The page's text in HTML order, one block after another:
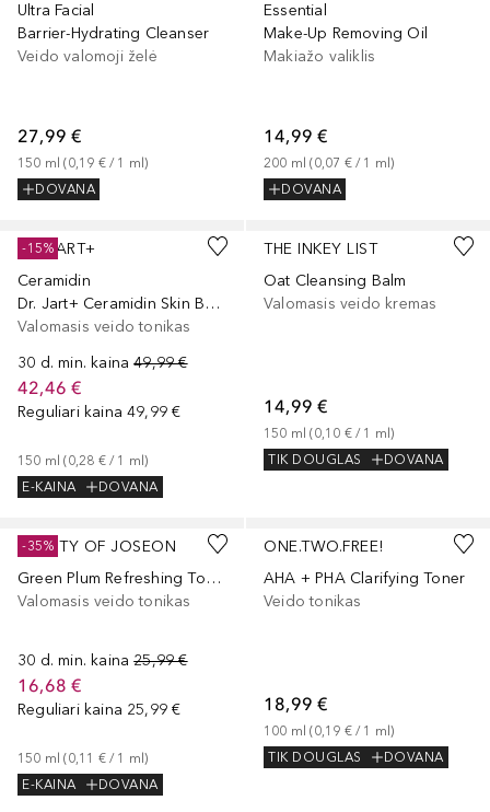
Ultra Facial
Barrier-Hydrating Cleanser
Veido valomoji želė
27,99 €
150 ml (0,19 € / 1 ml)
DOVANA
Essential
Make-Up Removing Oil
Makiažo valiklis
14,99 €
200 ml (0,07 € / 1 ml)
DOVANA
DR. JART+
Ceramidin
Dr. Jart+ Ceramidin Skin Barrier Serum Toner
Valomasis veido tonikas
30 d. min. kaina 49,99 €
42,46 €
Reguliari kaina 49,99 €
150 ml (0,28 € / 1 ml)
E-KAINA
DOVANA
-15%
THE INKEY LIST
Oat Cleansing Balm
Valomasis veido kremas
14,99 €
150 ml (0,10 € / 1 ml)
TIK DOUGLAS
DOVANA
BEAUTY OF JOSEON
Green Plum Refreshing Toner: AHA+BHA
Valomasis veido tonikas
30 d. min. kaina 25,99 €
16,68 €
Reguliari kaina 25,99 €
150 ml (0,11 € / 1 ml)
E-KAINA
DOVANA
-35%
ONE.TWO.FREE!
AHA + PHA Clarifying Toner
Veido tonikas
18,99 €
100 ml (0,19 € / 1 ml)
TIK DOUGLAS
DOVANA